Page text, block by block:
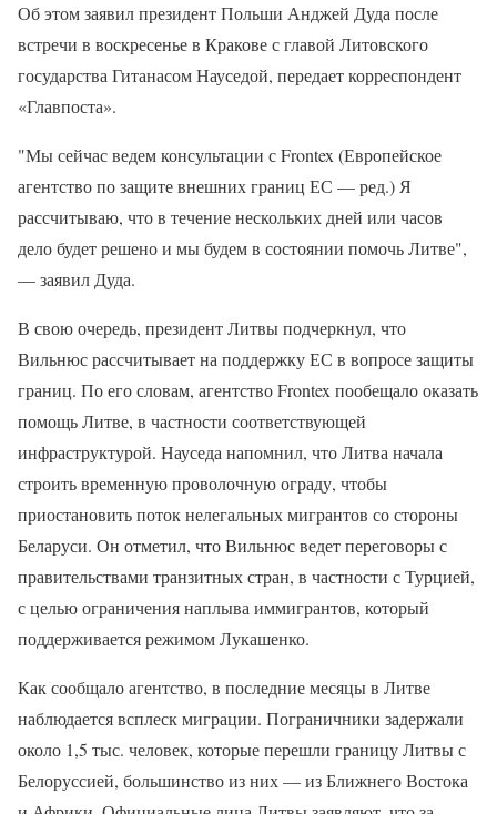
Об этом заявил президент Польши Анджей Дуда после
встречи в воскресенье в Кракове с главой Литовского
государства Гитанасом Науседой, передает корреспондент
«Главпоста».
"Мы сейчас ведем консультации с Frontex (Европейское
агентство по защите внешних границ ЕС — ред.) Я
рассчитываю, что в течение нескольких дней или часов
дело будет решено и мы будем в состоянии помочь Литве",
— заявил Дуда.
В свою очередь, президент Литвы подчеркнул, что
Вильнюс рассчитывает на поддержку ЕС в вопросе защиты
границ. По его словам, агентство Frontex пообещало оказать
помощь Литве, в частности соответствующей
инфраструктурой. Науседа напомнил, что Литва начала
строить временную проволочную ограду, чтобы
приостановить поток нелегальных мигрантов со стороны
Беларуси. Он отметил, что Вильнюс ведет переговоры с
правительствами транзитных стран, в частности с Турцией,
с целью ограничения наплыва иммигрантов, который
поддерживается режимом Лукашенко.
Как сообщало агентство, в последние месяцы в Литве
наблюдается всплеск миграции. Пограничники задержали
около 1,5 тыс. человек, которые перешли границу Литвы с
Белоруссией, большинство из них — из Ближнего Востока